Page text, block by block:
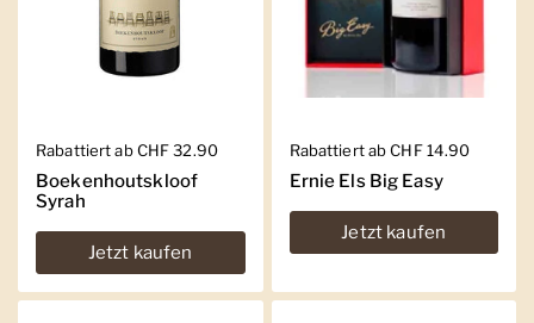
Regulärer Preis
Rabattiert ab CHF 32.90
Boekenhoutskloof
Syrah
Jetzt kaufen
Regulärer Preis
Rabattiert ab CHF 14.90
Ernie Els Big Easy
Jetzt kaufen